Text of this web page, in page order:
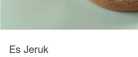
Es Jeruk